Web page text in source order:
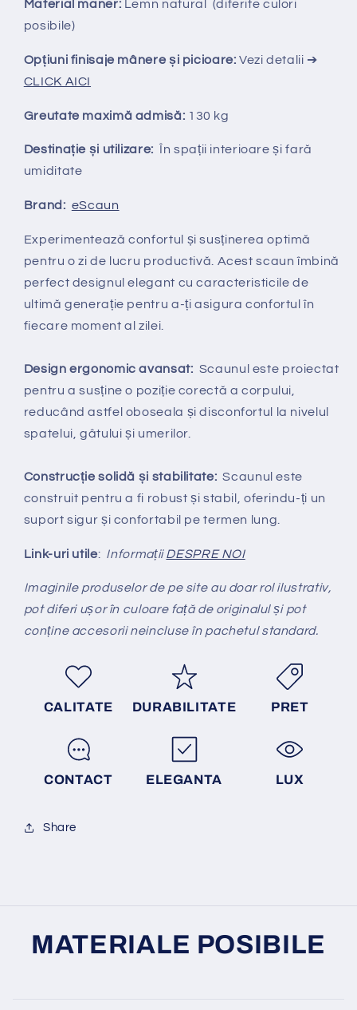
Material maner: Lemn natural
(diferite culori
posibile)
Opțiuni finisaje mânere și picioare:Vezi detalii ➔
CLICK AICI
Greutate maximă admisă: 130 kg
Destinație și utilizare: În spații interioare și fară
umiditate
Brand: eScaun
Experimentează confortul și susținerea optimă
pentru o zi de lucru productivă. Acest scaun îmbină
perfect designul elegant cu caracteristicile de
ultimă generație pentru a-ți asigura confortul în
fiecare moment al zilei.
Design ergonomic avansat: Scaunul este proiectat
pentru a susține o poziție corectă a corpului,
reducând astfel oboseala și disconfortul la nivelul
spatelui, gâtului și umerilor.
Construcție solidă și stabilitate:Scaunul este
construit pentru a fi robust și stabil, oferindu-ți un
suport sigur și confortabil pe termen lung.
Link-uri utile: InformațiiDESPRE NOI
Imaginile produselor de pe site au doar rol ilustrativ,
pot diferi ușor în culoare față de originalul și pot
conține accesorii neincluse în pachetul standard.
CALITATE DURABILITATE PRET
CONTACT ELEGANTA LUX
Share
MATERIALE POSIBILE